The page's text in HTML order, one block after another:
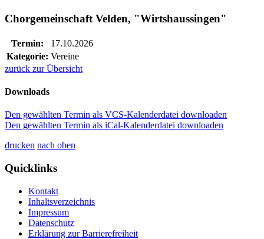
Chorgemeinschaft Velden, "Wirtshaussingen"
Termin:
17.10.2026
Kategorie: Vereine
zurück zur Übersicht
Downloads
Den gewählten Termin als VCS-Kalenderdatei downloaden
Den gewählten Termin als iCal-Kalenderdatei downloaden
drucken nach oben
Quicklinks
Kontakt
Inhaltsverzeichnis
Impressum
Datenschutz
Erklärung zur Barrierefreiheit